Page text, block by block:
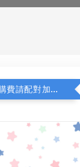
若顯示未含代購費請配對加購(未加購視同無效訂單)